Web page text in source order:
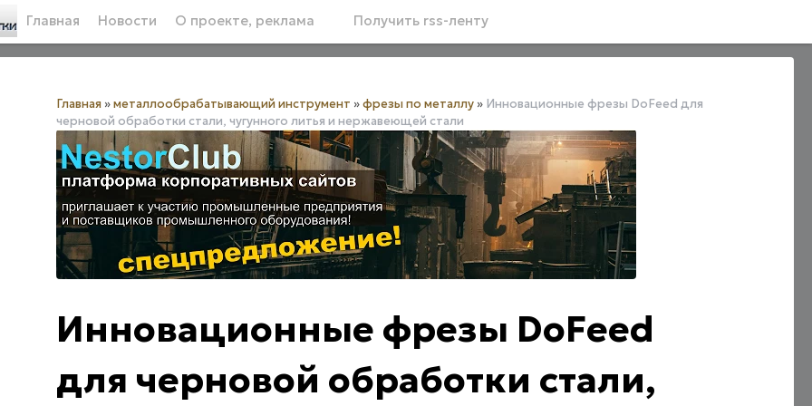
Главная Новости О проекте, реклама Получить rss-ленту
Главная »металлообрабатывающий инструмент »фрезы по металлу » Инновационные фрезы DoFeed для
черновой обработки стали, чугунного литья и нержавеющей стали
Инновационные фрезы DoFeed
для черновой обработки стали,